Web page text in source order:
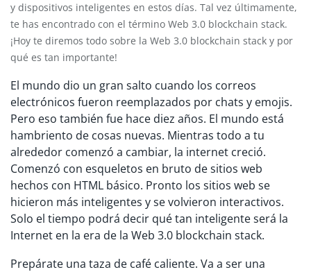
y dispositivos inteligentes en estos días. Tal vez últimamente,
te has encontrado con el término Web 3.0 blockchain stack.
¡Hoy te diremos todo sobre la Web 3.0 blockchain stack y por
qué es tan importante!
El mundo dio un gran salto cuando los correos
electrónicos fueron reemplazados por chats y emojis.
Pero eso también fue hace diez años. El mundo está
hambriento de cosas nuevas. Mientras todo a tu
alrededor comenzó a cambiar, la internet creció.
Comenzó con esqueletos en bruto de sitios web
hechos con HTML básico. Pronto los sitios web se
hicieron más inteligentes y se volvieron interactivos.
Solo el tiempo podrá decir qué tan inteligente será la
Internet en la era de la Web 3.0 blockchain stack.
Prepárate una taza de café caliente. Va a ser una